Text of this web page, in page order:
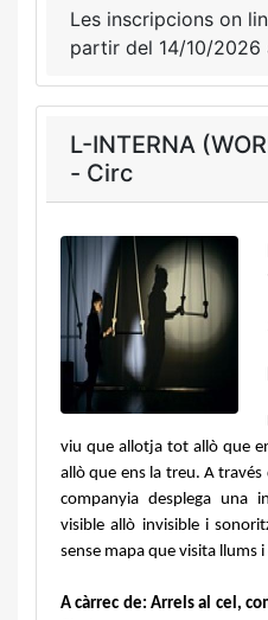
Les inscripcions on
partir del 14/10/2026
L-INTERNA
- Circ
viu que allotja tot allò que
allò que ens la treu. A
companyia desplega una
visible allò invisible i
sense mapa que visita llums
A càrrec de: Arrels al cel,